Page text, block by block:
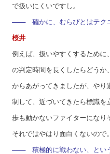
で扱いにくいですし。
—— 確かに、むらびとはテクニ
桜井
例えば、扱いやすくするため
の判定時間を長くしたらどうか
からあがってきましたが、やり
制して、近づいてきたら標識
歩も動かないファイターになり
それではやはり面白くないので。
—— 積極的に戦わない、とい